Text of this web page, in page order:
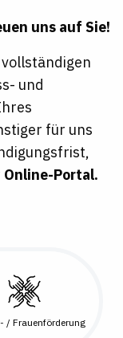
uns auf Sie!
und
für uns
Online-Portal.
/ Frauenförderung